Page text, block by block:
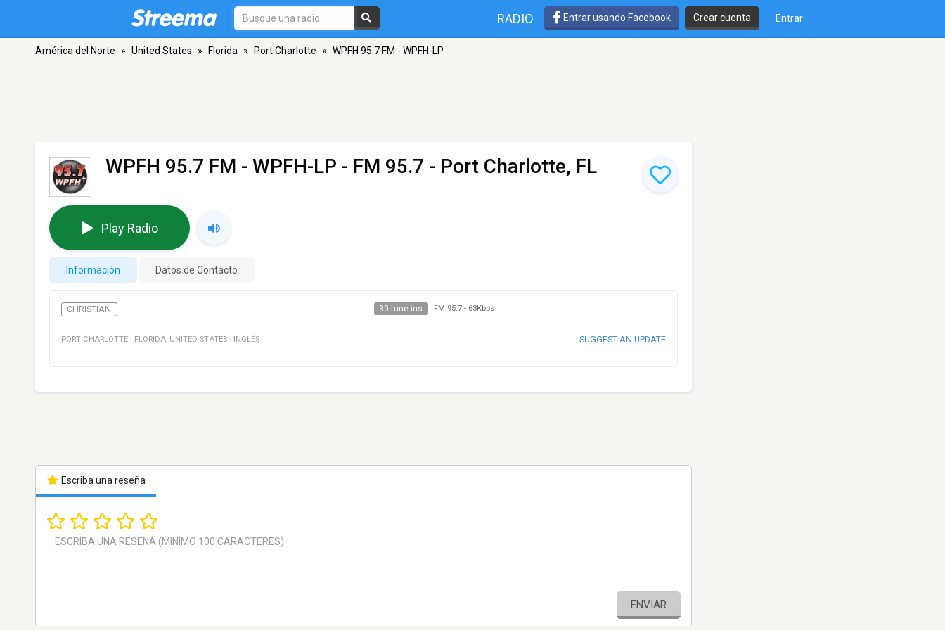
RADIO Entrar usando Facebook Crear cuenta Entrar
América del Norte » United States » Florida » Port Charlotte » WPFH 95.7 FM - WPFH-LP
WPFH 95.7 FM - WPFH-LP - FM 95.7 - Port Charlotte, FL
Play Radio
Información Datos de Contacto
CHRISTIAN 30 tune ins FM 95.7- 63Kbps
PORT CHARLOTTE · FLORIDA, UNITED STATES · INGLÉS SUGGEST AN UPDATE
Escriba una reseña
ENVIAR